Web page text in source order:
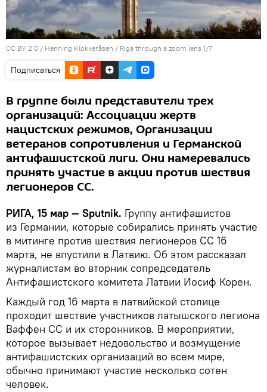
CC BY 2.0 / Henning Klokkeråsen / Riga through a zoom lens 1/7
Подписаться
В группе были представители трех
организаций: Ассоциации жертв
нацистских режимов, Организации
ветеранов сопротивления и Германской
антифашистской лиги. Они намеревались
принять участие в акции против шествия
легионеров СС.
РИГА, 15 мар — Sputnik. Группу антифашистов
из Германии, которые собирались принять участие
в митинге против шествия легионеров СС 16
марта, не впустили в Латвию. Об этом рассказал
журналистам во вторник сопредседатель
Антифашистского комитета Латвии Иосиф Корен.
Каждый год 16 марта в латвийской столице
проходит шествие участников латышского легиона
Ваффен СС и их сторонников. В мероприятии,
которое вызывает недовольство и возмущение
антифашистских организаций во всем мире,
обычно принимают участие несколько сотен
человек.